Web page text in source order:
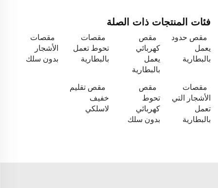
فئات المنتجات ذات الصلة
مقص حدود
يعمل
بالبطارية
مقص
كهربائي
يعمل
بالبطارية
مقصات
تحوط تعمل
بالبطارية
مقصات
الأشجار
بدون سلك
مقصات
الأشجار التي
تعمل
بالبطارية
مقص
تحوط
كهربائي
بدون سلك
مقص تقليم
خفيف
لاسلكي